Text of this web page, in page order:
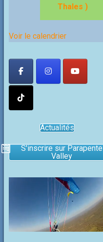
Thales )
Voir le calendrier
Actualités
S'inscrire sur Parapente
Valley